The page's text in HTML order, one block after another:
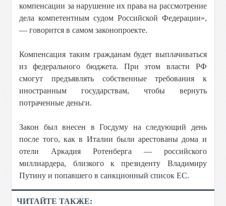
компенсации за нарушение их права на рассмотрение
дела компетентным судом Российской Федерации»,
— говорится в самом законопроекте.
Компенсация таким гражданам будет выплачиваться
из федерального бюджета. При этом власти РФ
смогут предъявлять собственные требования к
иностранным государствам, чтобы вернуть
потраченные деньги.
Закон был внесен в Госдуму на следующий день
после того, как в Италии были арестованы дома и
отели Аркадия Ротенберга — российского
миллиардера, близкого к президенту Владимиру
Путину и попавшего в санкционный список ЕС.
ЧИТАЙТЕ ТАКЖЕ: